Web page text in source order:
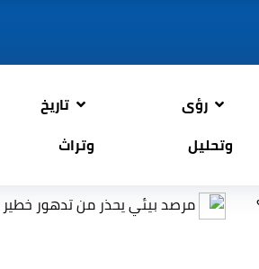
رؤى
وتحليل
تاريخ
وتراث
مرصد بيئي يحذر من تدهور خطير في